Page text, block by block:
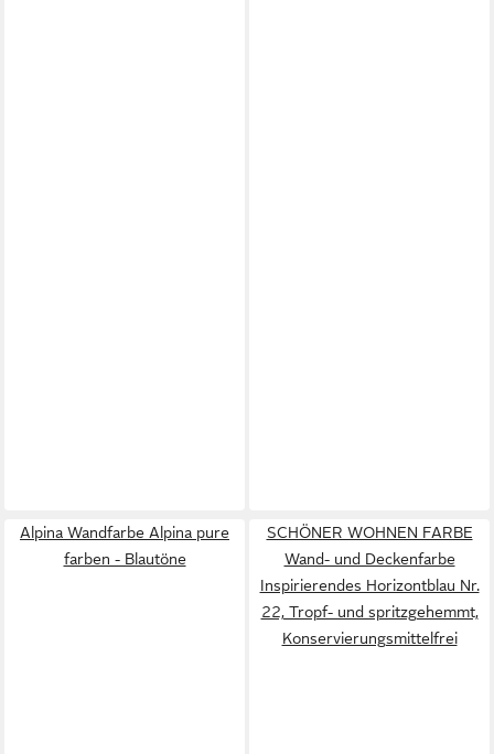
Alpina Wandfarbe Alpina pure
farben - Blautöne
SCHÖNER WOHNEN FARBE
Wand- und Deckenfarbe
Inspirierendes Horizontblau Nr.
22, Tropf- und spritzgehemmt,
Konservierungsmittelfrei